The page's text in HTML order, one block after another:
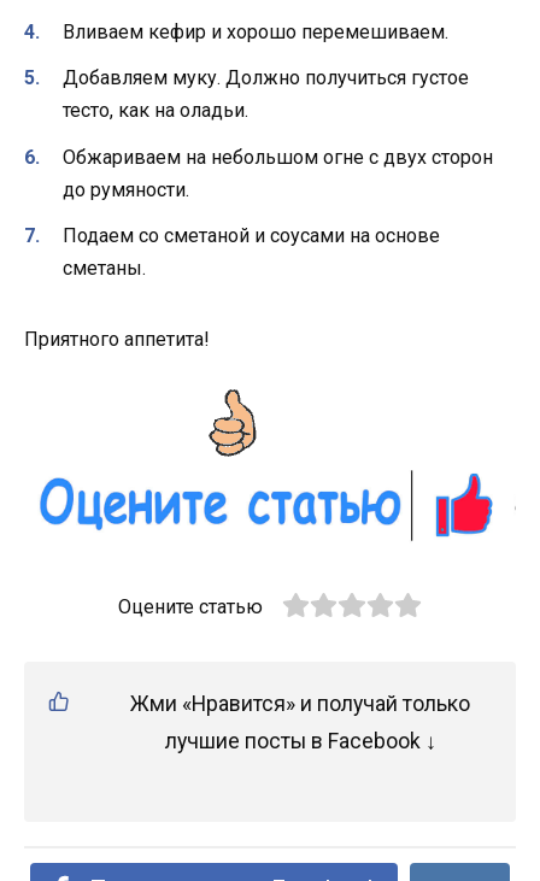
Вливаем кефир и хорошо перемешиваем.
Добавляем муку. Должно получиться густое
тесто, как на оладьи.
Обжариваем на небольшом огне с двух сторон
до румяности.
Подаем со сметаной и соусами на основе
сметаны.
Приятного аппетита!
Оцените статью
Жми «Нравится» и получай только
лучшие посты в Facebook ↓